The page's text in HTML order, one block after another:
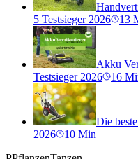
5 Testsieger 2026
13
Akku
Testsieger 2026
16
Die
2026
10 Min